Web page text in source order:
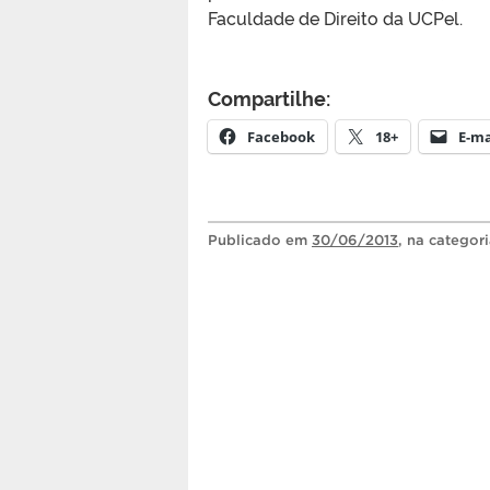
Faculdade de Direito da UCPel.
Compartilhe:
Facebook 18+ E-
Publicado em 30/06/2013, na